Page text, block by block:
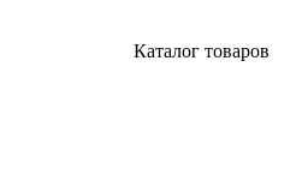
Каталог товаров